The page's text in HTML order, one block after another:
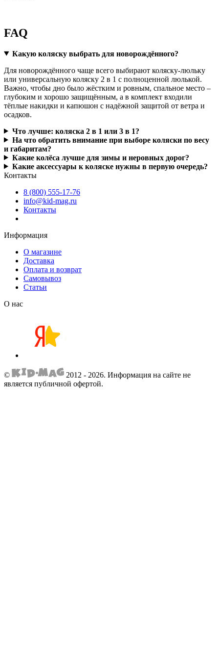
FAQ
Какую коляску выбрать для новорождённого?
Для новорождённого чаще всего выбирают коляску-люльку
или универсальную коляску 2 в 1 с полноценной люлькой.
Важно, чтобы дно было жёстким и ровным, спальное место –
глубоким и хорошо защищённым, а в комплект входили
тёплые накидки и капюшон с надёжной защитой от ветра и
осадков.
Что лучше: коляска 2 в 1 или 3 в 1?
На что обратить внимание при выборе коляски по весу
и габаритам?
Какие колёса лучше для зимы и неровных дорог?
Какие аксессуары к коляске нужны в первую очередь?
Контакты
8 (800) 555-17-76
info@kid-mag.ru
Контакты
Информация
О магазине
Доставка
Оплата и возврат
Самовывоз
Статьи
О нас
© 2012 - 2026. Информация на сайте не
является публичной офертой.